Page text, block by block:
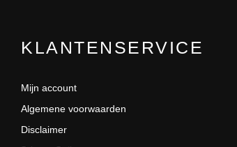
KLANTENSERVICE
Mijn account
Algemene voorwaarden
Disclaimer